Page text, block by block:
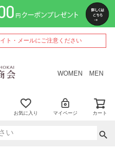
ト・メールにご注意ください
WOMEN MEN
お気に入り マイページ カート
ペー
ジト
ップ
へ